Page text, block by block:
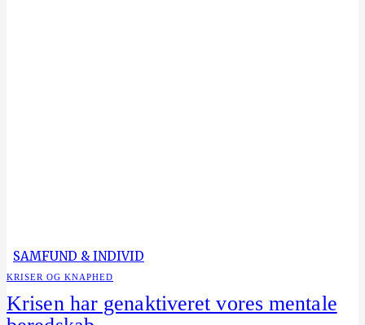
SAMFUND & INDIVID
KRISER OG KNAPHED
Krisen har genaktiveret vores mentale